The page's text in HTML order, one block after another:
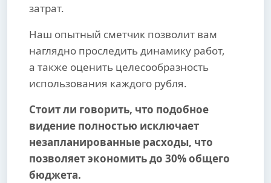
затрат.
Наш опытный сметчик позволит вам
наглядно проследить динамику работ,
а также оценить целесообразность
использования каждого рубля.
Стоит ли говорить, что подобное
видение полностью исключает
незапланированные расходы, что
позволяет экономить до 30% общего
бюджета.